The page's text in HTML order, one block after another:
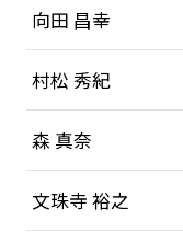
向田 昌幸
村松 秀紀
森 真奈
文珠寺 裕之